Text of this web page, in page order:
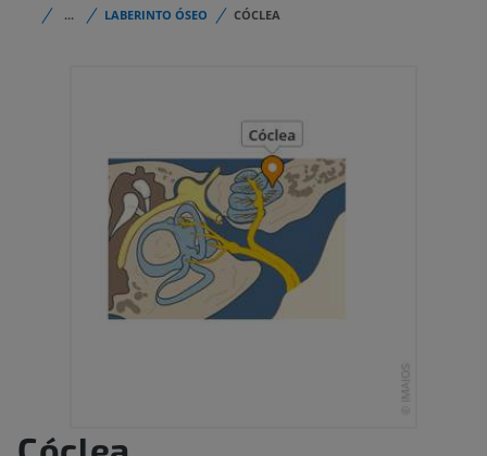
...
LABERINTO ÓSEO CÓCLEA